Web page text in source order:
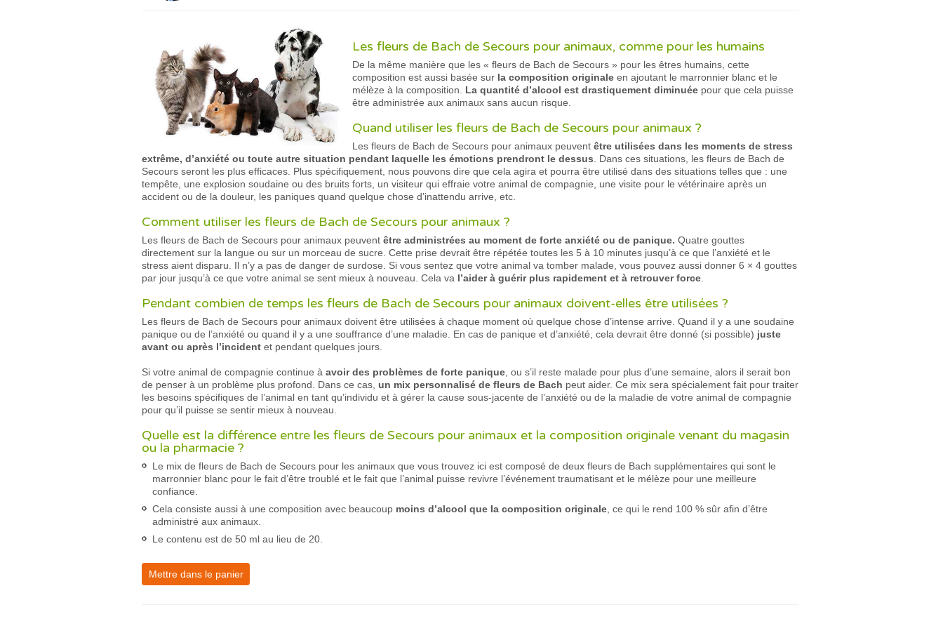
Les fleurs de Bach de Secours pour animaux, comme pour les humains
De la même manière que les « fleurs de Bach de Secours » pour les êtres humains, cette
composition est aussi basée sur la composition originale en ajoutant le marronnier blanc et le
mélèze à la composition. La quantité d’alcool est drastiquement diminuée pour que cela puisse
être administrée aux animaux sans aucun risque.
Quand utiliser les fleurs de Bach de Secours pour animaux ?
Les fleurs de Bach de Secours pour animaux peuvent être utilisées dans les moments de stress
extrême, d’anxiété ou toute autre situation pendant laquelle les émotions prendront le dessus . Dans ces situations, les fleurs de Bach de
Secours seront les plus efficaces. Plus spécifiquement, nous pouvons dire que cela agira et pourra être utilisé dans des situations telles que : une
tempête, une explosion soudaine ou des bruits forts, un visiteur qui effraie votre animal de compagnie, une visite pour le vétérinaire après un
accident ou de la douleur, les paniques quand quelque chose d’inattendu arrive, etc.
Comment utiliser les fleurs de Bach de Secours pour animaux ?
Les fleurs de Bach de Secours pour animaux peuvent être administrées au moment de forte anxiété ou de panique. Quatre gouttes
directement sur la langue ou sur un morceau de sucre. Cette prise devrait être répétée toutes les 5 à 10 minutes jusqu’à ce que l’anxiété et le
stress aient disparu. Il n’y a pas de danger de surdose. Si vous sentez que votre animal va tomber malade, vous pouvez aussi donner 6 × 4 gouttes
par jour jusqu’à ce que votre animal se sent mieux à nouveau. Cela va l’aider à guérir plus rapidement et à retrouver force
Pendant combien de temps les fleurs de Bach de Secours pour animaux doivent-elles être utilisées ?
Les fleurs de Bach de Secours pour animaux doivent être utilisées à chaque moment où quelque chose d’intense arrive. Quand il y a une soudaine
panique ou de l’anxiété ou quand il y a une souffrance d’une maladie. En cas de panique et d’anxiété, cela devrait être donné (si possible) juste
avant ou après l’incident et pendant quelques jours.
Si votre animal de compagnie continue à avoir des problèmes de forte panique , ou s’il reste malade pour plus d’une semaine, alors il serait bon
de penser à un problème plus profond. Dans ce cas, un mix personnalisé de fleurs de Bach peut aider. Ce mix sera spécialement fait pour traiter
les besoins spécifiques de l’animal en tant qu’individu et à gérer la cause sous-jacente de l’anxiété ou de la maladie de votre animal de compagnie
pour qu’il puisse se sentir mieux à nouveau.
Quelle est la différence entre les fleurs de Secours pour animaux et la composition originale venant du magasin
ou la pharmacie ?
Le mix de fleurs de Bach de Secours pour les animaux que vous trouvez ici est composé de deux fleurs de Bach supplémentaires qui sont le
marronnier blanc pour le fait d’être troublé et le fait que l’animal puisse revivre l’événement traumatisant et le mélèze pour une meilleure
confiance.
Cela consiste aussi à une composition avec beaucoup moins d’alcool que la composition originale , ce qui le rend 100 % sûr afin d’être
administré aux animaux.
Le contenu est de 50 ml au lieu de 20.
Mettre dans le panier